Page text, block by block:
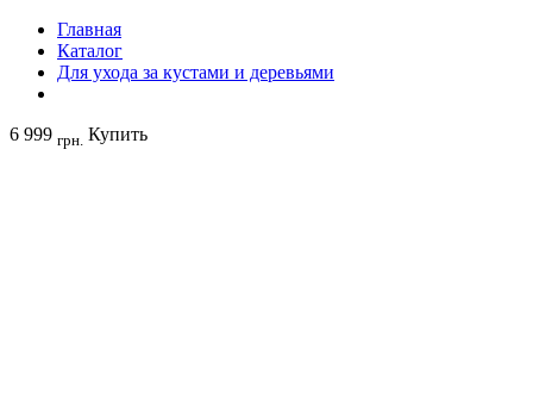
Главная
Каталог
Для ухода за кустами и деревьями
6 999 грн. Купить